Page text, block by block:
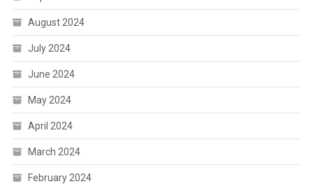
August 2024
July 2024
June 2024
May 2024
April 2024
March 2024
February 2024